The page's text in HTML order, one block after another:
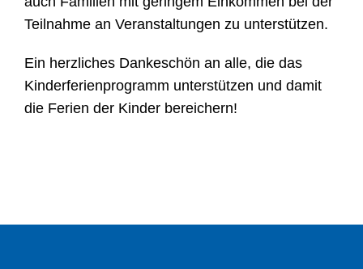
Teilnahme an Veranstaltungen zu unterstützen.
Ein herzliches Dankeschön an alle, die das
Kinderferienprogramm unterstützen und damit
die Ferien der Kinder bereichern!